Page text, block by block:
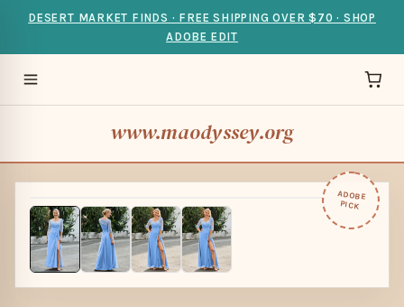
DESERT MARKET FINDS · FREE SHIPPING OVER $70 · SHOP
ADOBE EDIT
www.maodyssey.org
ADOBE
PICK